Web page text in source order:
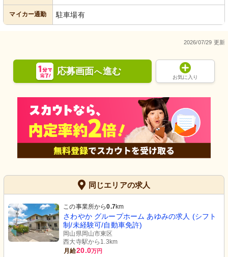
マイカー通勤 駐車場有
2026/07/29 更新
応募画面へ進む
お気に入り
同じエリアの求人
この事業所から0.7km
さわやか グループホーム あゆみの求人 (シフト
制/未経験可/自動車免許)
岡山県岡山市東区
西大寺駅から1.3km
月給20.0万円